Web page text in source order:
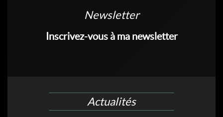
Newsletter
Inscrivez-vous à ma newsletter
Actualités